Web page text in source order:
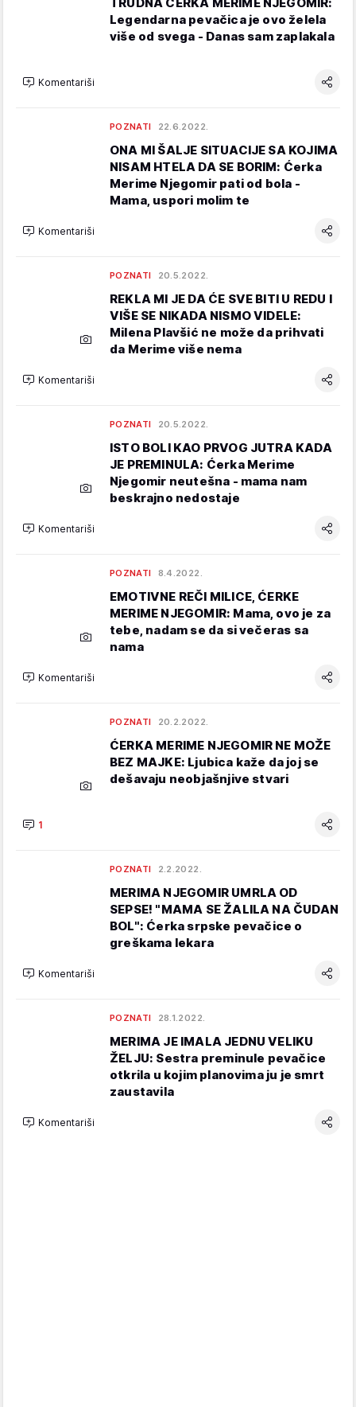
Legendarna pevačica je ovo želela
više od svega - Danas sam zaplakala
Komentariši
POZNATI 22.6.2022.
ONA MI ŠALJE SITUACIJE SA KOJIMA
NISAM HTELA DA SE BORIM: Ćerka
Merime Njegomir pati od bola -
Mama, uspori molim te
Komentariši
POZNATI 20.5.2022.
REKLA MI JE DA ĆE SVE BITI U REDU I
VIŠE SE NIKADA NISMO VIDELE:
Milena Plavšić ne može da prihvati
da Merime više nema
Komentariši
POZNATI 20.5.2022.
ISTO BOLI KAO PRVOG JUTRA KADA
JE PREMINULA: Ćerka Merime
Njegomir neutešna - mama nam
beskrajno nedostaje
Komentariši
POZNATI 8.4.2022.
EMOTIVNE REČI MILICE, ĆERKE
MERIME NJEGOMIR: Mama, ovo je za
tebe, nadam se da si večeras sa
nama
Komentariši
POZNATI 20.2.2022.
ĆERKA MERIME NJEGOMIR NE MOŽE
BEZ MAJKE: Ljubica kaže da joj se
dešavaju neobjašnjive stvari
1
POZNATI 2.2.2022.
MERIMA NJEGOMIR UMRLA OD
SEPSE! "MAMA SE ŽALILA NA ČUDAN
BOL": Ćerka srpske pevačice o
greškama lekara
Komentariši
POZNATI 28.1.2022.
MERIMA JE IMALA JEDNU VELIKU
ŽELJU: Sestra preminule pevačice
otkrila u kojim planovima ju je smrt
zaustavila
Komentariši